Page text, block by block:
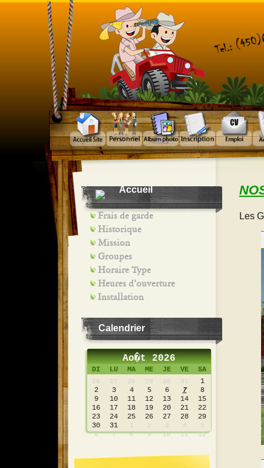
Accueil
Frais de garde
Historique
Mission
Groupes
Horaire Type
Heures d’ouverture
Installation
Calendrier
Ao�t 2026
DI LU MA ME JE VE SA
26 27 28 29 30 31
1
2
3 4 5 6 7
8
9
10 11 12 13 14
15
16
17 18 19 20 21
22
23
24 25 26 27 28
29
30
31 1 2 3 4
5
6
7 8 9 10 11 12
Les